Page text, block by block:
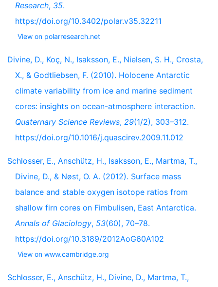
Research, 35.
https://doi.org/10.3402/polar.v35.32211
View on polarresearch.net
Divine, D., Koç, N., Isaksson, E., Nielsen, S. H., Crosta,
X., & Godtliebsen, F. (2010). Holocene Antarctic
climate variability from ice and marine sediment
cores: insights on ocean-atmosphere interaction.
Quaternary Science Reviews, 29(1/2), 303–312.
https://doi.org/10.1016/j.quascirev.2009.11.012
Schlosser, E., Anschütz, H., Isaksson, E., Martma, T.,
Divine, D., & Nøst, O. A. (2012). Surface mass
balance and stable oxygen isotope ratios from
shallow firn cores on Fimbulisen, East Antarctica.
Annals of Glaciology, 53(60), 70–78.
https://doi.org/10.3189/2012AoG60A102
View on www.cambridge.org
Schlosser, E., Anschütz, H., Divine, D., Martma, T.,